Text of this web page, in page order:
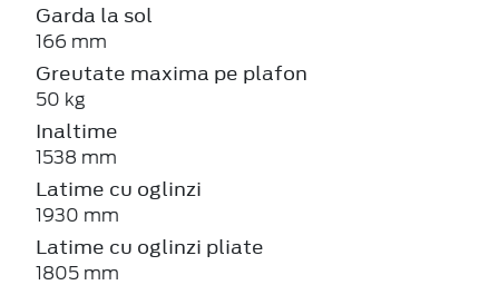
Garda la sol
166 mm
Greutate maxima pe plafon
50 kg
Inaltime
1538 mm
Latime cu oglinzi
1930 mm
Latime cu oglinzi pliate
1805 mm